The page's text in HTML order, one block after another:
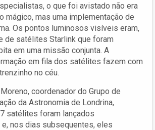
o que foi avistado não era
mágico, mas uma implementação de
Os pontos luminosos visíveis eram,
de satélites Starlink que foram
em uma missão conjunta. A
em fila dos satélites fazem com
no céu.
coordenador do Grupo de
da Astronomia de Londrina,
satélites foram lançados
nos dias subsequentes, eles